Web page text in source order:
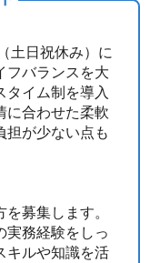
土日祝休み）に
フバランスを大
タイム制を導入
に合わせた柔軟
担が少ない点も
募集します。
実務経験をしっ
キルや知識を活